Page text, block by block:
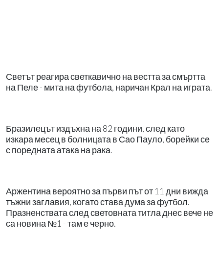
Светът реагира светкавично на вестта за смъртта
на Пеле - мита на футбола, наричан Крал на играта.
Бразилецът издъхна на 82 години, след като
изкара месец в болницата в Сао Пауло, борейки се
с поредната атака на рака.
Аржентина вероятно за първи път от 11 дни вижда
тъжни заглавия, когато става дума за футбол.
Празненствата след световната титла днес вече не
са новина №1 - там е черно.